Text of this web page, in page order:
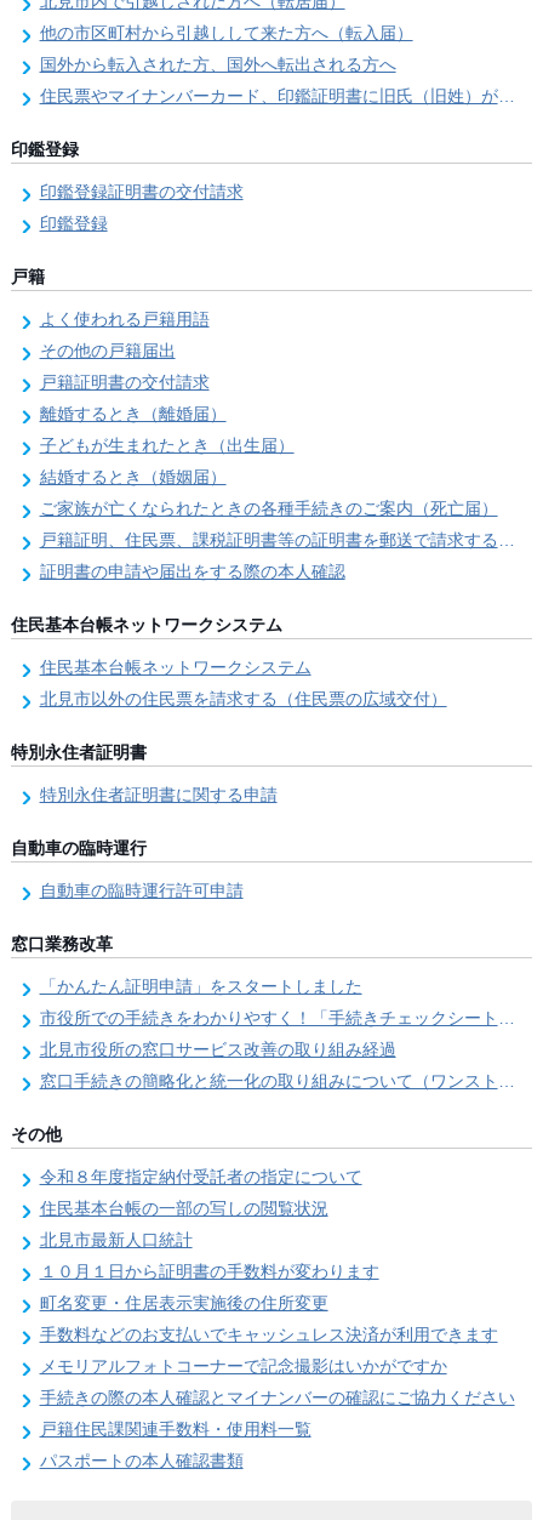
他の市区町村から引越しして来た方へ（転入届）
国外から転入された方、国外へ転出される方へ
住民票やマイナンバーカード、印鑑証明書に旧氏（旧姓）が併記できるようになりました！
印鑑登録
印鑑登録証明書の交付請求
印鑑登録
戸籍
よく使われる戸籍用語
その他の戸籍届出
戸籍証明書の交付請求
離婚するとき（離婚届）
子どもが生まれたとき（出生届）
結婚するとき（婚姻届）
ご家族が亡くなられたときの各種手続きのご案内（死亡届）
戸籍証明、住民票、課税証明書等の証明書を郵送で請求する際の本人確認
証明書の申請や届出をする際の本人確認
住民基本台帳ネットワークシステム
住民基本台帳ネットワークシステム
北見市以外の住民票を請求する（住民票の広域交付）
特別永住者証明書
特別永住者証明書に関する申請
自動車の臨時運行
自動車の臨時運行許可申請
窓口業務改革
「かんたん証明申請」をスタートしました
市役所での手続きをわかりやすく！「手続きチェックシート」を導入しました
北見市役所の窓口サービス改善の取り組み経過
窓口手続きの簡略化と統一化の取り組みについて（ワンストップサービス推進事業）
その他
令和８年度指定納付受託者の指定について
住民基本台帳の一部の写しの閲覧状況
北見市最新人口統計
１０月１日から証明書の手数料が変わります
町名変更・住居表示実施後の住所変更
手数料などのお支払いでキャッシュレス決済が利用できます
メモリアルフォトコーナーで記念撮影はいかがですか
手続きの際の本人確認とマイナンバーの確認にご協力ください
戸籍住民課関連手数料・使用料一覧
パスポートの本人確認書類